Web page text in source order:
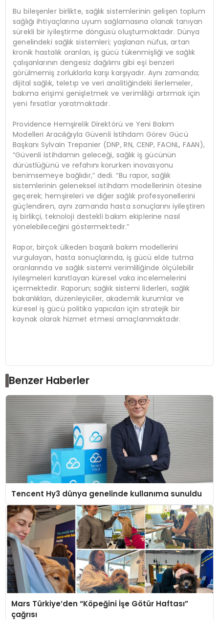
Bu bileşenler birlikte, sağlık sistemlerinin gelişen toplum
sağlığı ihtiyaçlarına uyum sağlamasına olanak tanıyan
sürekli bir iyileştirme döngüsü oluşturmaktadır. Dünya
genelindeki sağlık sistemleri; yaşlanan nüfus, artan
kronik hastalık oranları, iş gücü tükenmişliği ve sağlık
çalışanlarının dengesiz dağılımı gibi eşi benzeri
görülmemiş zorluklarla karşı karşıyadır. Aynı zamanda;
dijital sağlık, teletıp ve veri analitiğindeki ilerlemeler,
bakıma erişimi genişletmek ve verimliliği artırmak için
yeni fırsatlar yaratmaktadır.
Providence Hemşirelik Direktörü ve Yeni Bakım
Modelleri Aracılığıyla Güvenli İstihdam Görev Gücü
Başkanı Sylvain Trepanier (DNP, RN, CENP, FAONL, FAAN),
“Güvenli istihdamın geleceği, sağlık iş gücünün
dürüstlüğünü ve refahını korurken inovasyonu
benimsemeye bağlıdır,” dedi. “Bu rapor, sağlık
sistemlerinin geleneksel istihdam modellerinin ötesine
geçerek; hemşireleri ve diğer sağlık profesyonellerini
güçlendiren, aynı zamanda hasta sonuçlarını iyileştiren
iş birlikçi, teknoloji destekli bakım ekiplerine nasıl
yönelebileceğini göstermektedir.”
Rapor, birçok ülkeden başarılı bakım modellerini
vurgulayan, hasta sonuçlarında, iş gücü elde tutma
oranlarında ve sağlık sistemi verimliliğinde ölçülebilir
iyileşmeleri kanıtlayan küresel vaka incelemelerini
içermektedir. Raporun; sağlık sistemi liderleri, sağlık
bakanlıkları, düzenleyiciler, akademik kurumlar ve
küresel iş gücü politika yapıcıları için stratejik bir
kaynak olarak hizmet etmesi amaçlanmaktadır.
Benzer Haberler
Tencent Hy3 dünya genelinde kullanıma sunuldu
Mars Türkiye’den “Köpeğini İşe Götür Haftası”
çağrısı